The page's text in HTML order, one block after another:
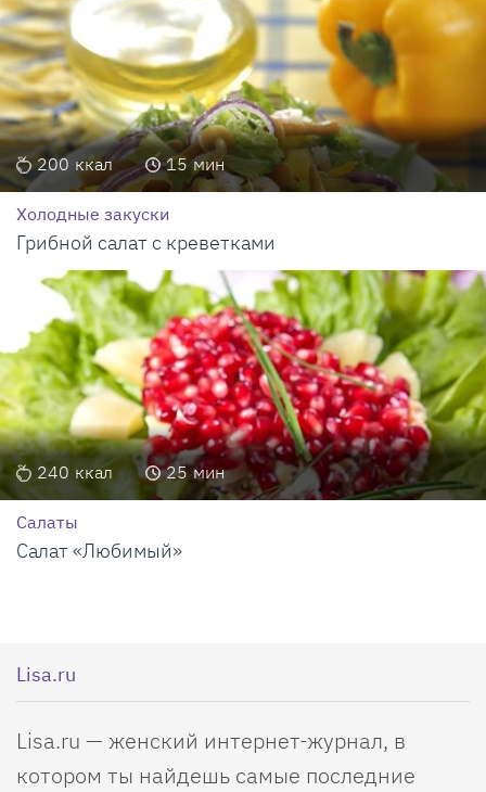
200 ккал 15 мин
Холодные закуски
Грибной салат с креветками
240 ккал 25 мин
Салаты
Салат «Любимый»
Lisa.ru
Lisa.ru — женский интернет-журнал, в
котором ты найдешь самые последние